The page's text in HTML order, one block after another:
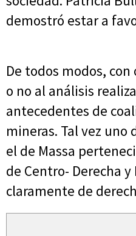
demostró estar a
De todos modos,
o no al análisis
antecedentes de
mineras. Tal vez
el de Massa
de Centro- Derecha
claramente de